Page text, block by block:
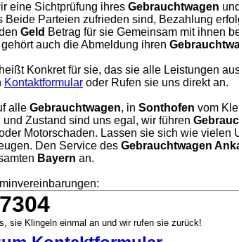
eine Sichtprüfung ihres Gebrauchtwagen
Beide Parteien zufrieden sind, Bezahlung
Geld Betrag für sie Gemeinsam mit ihnen
auch die Abmeldung ihren
Konkret für sie, das sie alle Leistungen
Kontaktformular oder Rufen sie uns direkt an.
alle Gebrauchtwagen, in Sonthofen vom
Zustand sind uns egal, wir führen
Motorschaden. Lassen sie sich wie vielen
Den Service des Gebrauchtwagen
Bayern an.
sie Klingeln einmal an und wir rufen sie zurück!